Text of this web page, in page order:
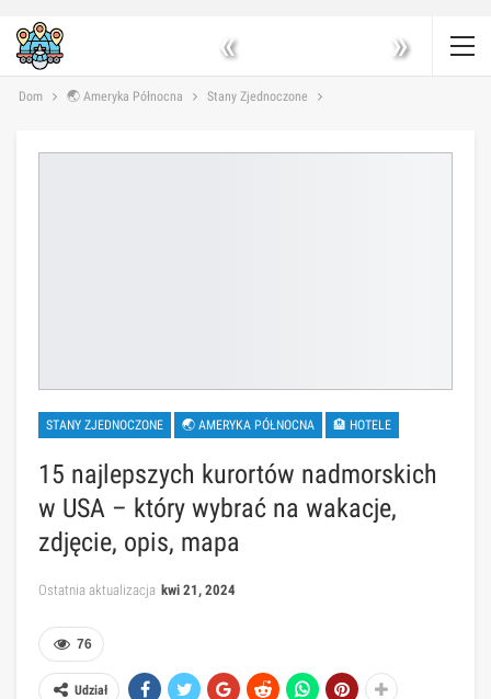
« »
Dom 🌏 Ameryka Północna Stany Zjednoczone
STANY ZJEDNOCZONE 🌏 AMERYKA PÓŁNOCNA 🏨 HOTELE
15 najlepszych kurortów nadmorskich
w USA – który wybrać na wakacje,
zdjęcie, opis, mapa
Ostatnia aktualizacja kwi 21, 2024
76
Udział